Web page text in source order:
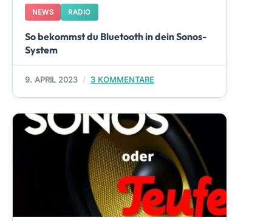
NEWS RADIO
So bekommst du Bluetooth in dein Sonos-
System
9. APRIL 2023 3 KOMMENTARE